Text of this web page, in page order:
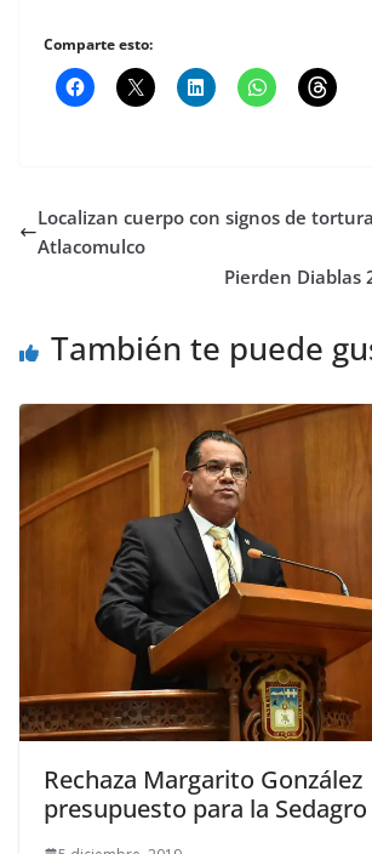
Comparte esto:
Localizan cuerpo con signos de
Atlacomulco
Pierden Diablas
También te puede
Rechaza Margarito González
presupuesto para la Sedagro